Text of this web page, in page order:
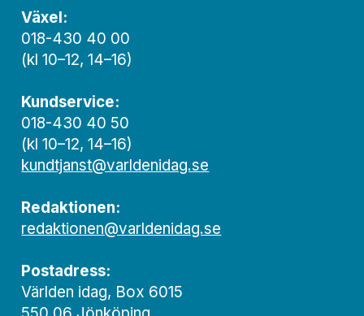
Växel:
018-430 40 00
(kl 10–12, 14–16)
Kundservice:
018-430 40 50
(kl 10–12, 14–16)
kundtjanst@varldenidag.se
Redaktionen:
redaktionen@varldenidag.se
Postadress:
Världen idag, Box 6015